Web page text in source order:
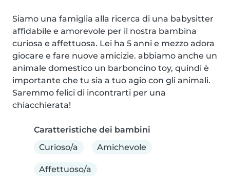
Siamo una famiglia alla ricerca di una babysitter
affidabile e amorevole per il nostra bambina
curiosa e affettuosa. Lei ha 5 anni e mezzo adora
giocare e fare nuove amicizie. abbiamo anche un
animale domestico un barboncino toy, quindi è
importante che tu sia a tuo agio con gli animali.
Saremmo felici di incontrarti per una
chiacchierata!
Caratteristiche dei bambini
Curioso/a
Amichevole
Affettuoso/a